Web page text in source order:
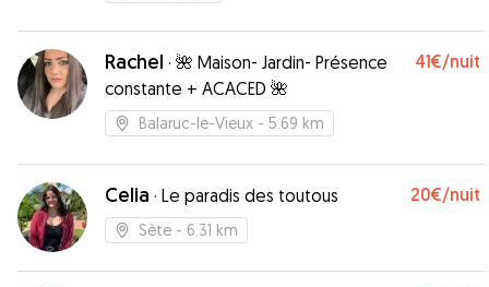
Rachel · 🌺 Maison- Jardin- Présence
constante + ACACED 🌺
41€/nuit
Balaruc-le-Vieux - 5.69 km
Celia · Le paradis des toutous 20€/nuit
Sète - 6.31 km